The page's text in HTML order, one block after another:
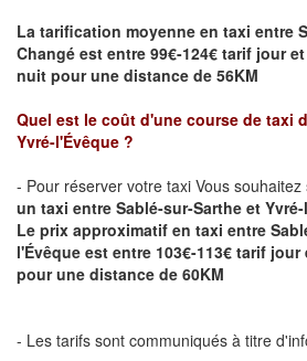
La tarification moyenne en taxi entre
Changé est entre 99€-124€ tarif jour
nuit pour une distance de 56KM
Quel est le coût d'une course de taxi
Yvré-l'Évêque ?
- Pour réserver votre taxi Vous souhaitez
un taxi entre Sablé-sur-Sarthe et
Le prix approximatif en taxi entre
l'Évêque est entre 103€-113€ tarif
pour une distance de 60KM
- Les tarifs sont communiqués à titre